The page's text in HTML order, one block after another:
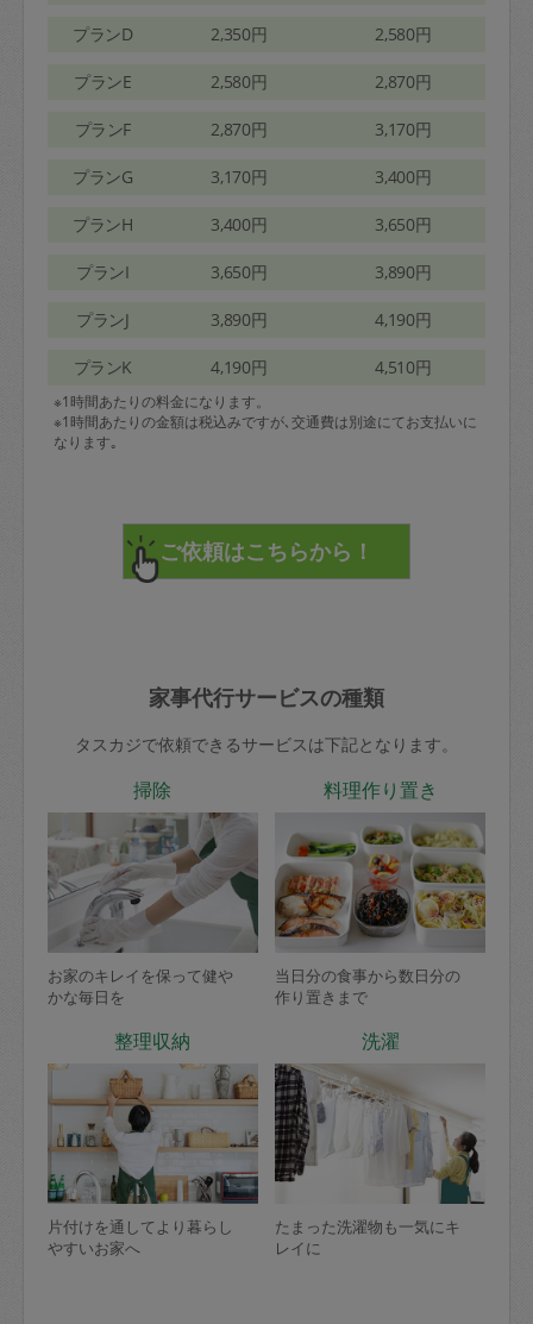
プランD 2,350円 2,580円
プランE 2,580円 2,870円
プランF 2,870円 3,170円
プランG 3,170円 3,400円
プランH 3,400円 3,650円
プランI 3,650円 3,890円
プランJ 3,890円 4,190円
プランK 4,190円 4,510円
※1時間あたりの料金になります。
※1時間あたりの金額は税込みですが､交通費は別途にてお支払いに
なります｡
家事代行サービスの種類
タスカジで依頼できるサービスは下記となります。
掃除
お家のキレイを保って健や
かな毎日を
料理作り置き
当日分の食事から数日分の
作り置きまで
整理収納
片付けを通してより暮らし
やすいお家へ
洗濯
たまった洗濯物も一気にキ
レイに